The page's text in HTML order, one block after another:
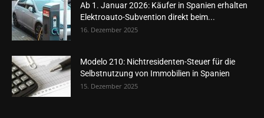
Ab 1. Januar 2026: Käufer in Spanien erhalten
Elektroauto-Subvention direkt beim...
16. Dezember 2025
Modelo 210: Nichtresidenten-Steuer für die
Selbstnutzung von Immobilien in Spanien
15. Dezember 2025